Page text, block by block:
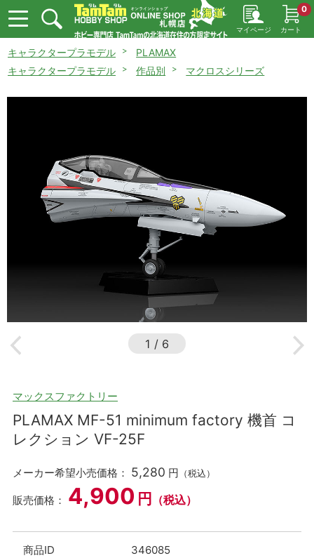
マイページ カート
0
キャラクタープラモデル
PLAMAX
キャラクタープラモデル
作品別 マクロスシリーズ
1 / 6
マックスファクトリー
PLAMAX MF-51 minimum factory 機首 コ
レクション VF-25F
メーカー希望小売価格： 5,280 円 （税込）
販売価格： 4,900 円 （税込）
商品ID 346085